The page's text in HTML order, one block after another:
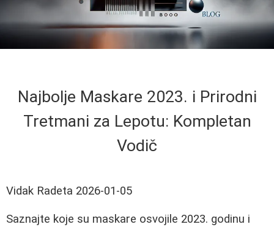
Najbolje Maskare 2023. i Prirodni
Tretmani za Lepotu: Kompletan
Vodič
Vidak Radeta 2026-01-05
Saznajte koje su maskare osvojile 2023. godinu i